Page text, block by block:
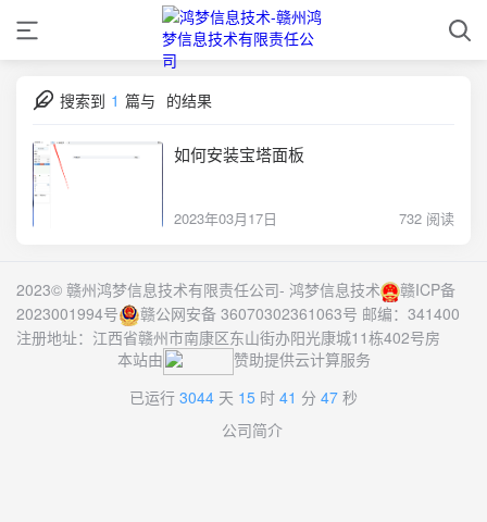
搜索到 1 篇与 的结果
如何安装宝塔面板
2023年03月17日 732 阅读
2023© 赣州鸿梦信息技术有限责任公司- 鸿梦信息技术
赣ICP备
2023001994号
赣公网安备 36070302361063号 邮编：341400
注册地址：江西省赣州市南康区东山街办阳光康城11栋402号房
本站由
赞助提供云计算服务
已运行 3044 天 15 时 41 分 47 秒
公司简介